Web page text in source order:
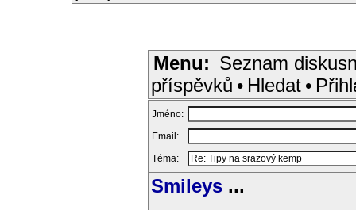
Menu: Seznam
příspěvků • Hledat •
Jméno:
Email:
Téma:
Smileys ...